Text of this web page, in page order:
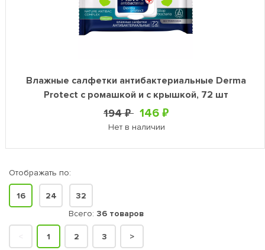
Влажные салфетки антибактериальные Derma
Protect с ромашкой и с крышкой, 72 шт
194 ₽ 146 ₽
Нет в наличии
Отображать по:
16 24
32
Всего: 36 товаров
1 2 3 >